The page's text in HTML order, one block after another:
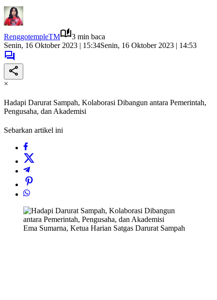
RenggotempleTM
3 min baca
Senin, 16 Oktober 2023 | 15:34Senin, 16 Oktober 2023 | 14:53
×
Hadapi Darurat Sampah, Kolaborasi Dibangun antara Pemerintah,
Pengusaha, dan Akademisi
Sebarkan artikel ini
Ema Sumarna, Ketua Harian Satgas Darurat Sampah